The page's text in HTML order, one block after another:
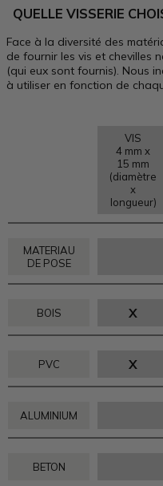
QUELLE VISSERIE
Face à la diversité des
de fournir les vis et chevilles
(qui eux sont fournis). Nous
à utiliser en fonction de
VIS
4 mm x
15 mm
(diamètre
x
longueur)
MATERIAU
DE POSE
BOIS X
PVC X
ALUMINIUM
BETON